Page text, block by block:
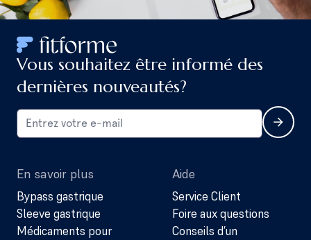
Vous souhaitez être informé des
dernières nouveautés?
En savoir plus
Bypass gastrique
Sleeve gastrique
Médicaments pour
Aide
Service Client
Foire aux questions
Conseils d’un